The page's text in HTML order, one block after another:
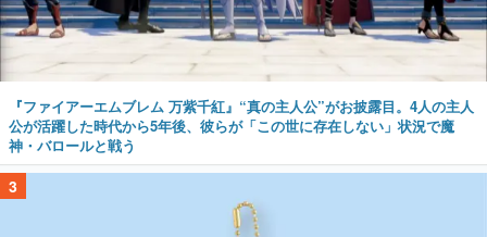
『ファイアーエムブレム 万紫千紅』“真の主人公”がお披露目。4人の主人
公が活躍した時代から5年後、彼らが「この世に存在しない」状況で魔
神・バロールと戦う
3